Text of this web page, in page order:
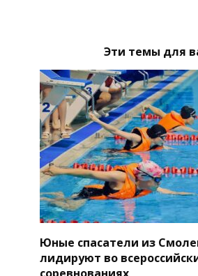
Эти темы для
Юные спасатели из
лидируют во
соревнованиях